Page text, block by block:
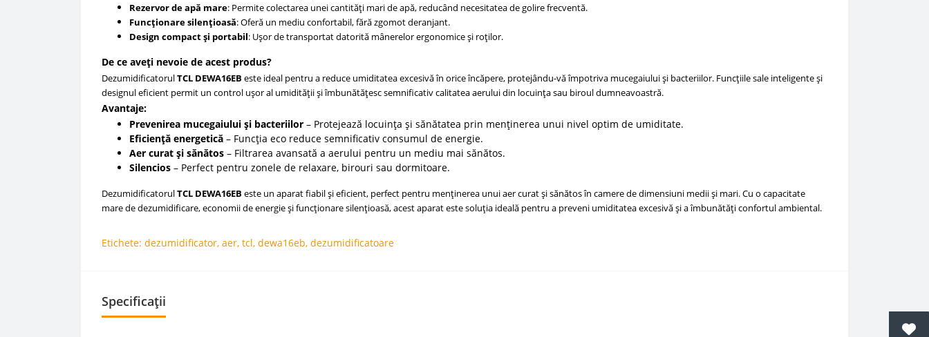
Rezervor de apă mare: Permite colectarea unei cantități mari de apă, reducând necesitatea de golire frecventă.
Funcționare silențioasă: Oferă un mediu confortabil, fără zgomot deranjant.
Design compact și portabil: Ușor de transportat datorită mânerelor ergonomice și roților.
De ce aveți nevoie de acest produs?
DezumidificatorulTCL DEWA16EB este ideal pentru a reduce umiditatea excesivă în orice încăpere, protejându-vă împotriva mucegaiului și bacteriilor. Funcțiile sale inteligente și
designul eficient permit un control ușor al umidității și îmbunătățesc semnificativ calitatea aerului din locuința sau biroul dumneavoastră.
Avantaje:
Prevenirea mucegaiului și bacteriilor – Protejează locuința și sănătatea prin menținerea unui nivel optim de umiditate.
Eficiență energetică – Funcția eco reduce semnificativ consumul de energie.
Aer curat și sănătos – Filtrarea avansată a aerului pentru un mediu mai sănătos.
Silencios – Perfect pentru zonele de relaxare, birouri sau dormitoare.
DezumidificatorulTCL DEWA16EB este un aparat fiabil și eficient, perfect pentru menținerea unui aer curat și sănătos în camere de dimensiuni medii și mari. Cu o capacitate
mare de dezumidificare, economii de energie și funcționare silențioasă, acest aparat este soluția ideală pentru a preveni umiditatea excesivă și a îmbunătăți confortul ambiental.
Etichete: dezumidificator, aer, tcl, dewa16eb, dezumidificatoare
Specificații